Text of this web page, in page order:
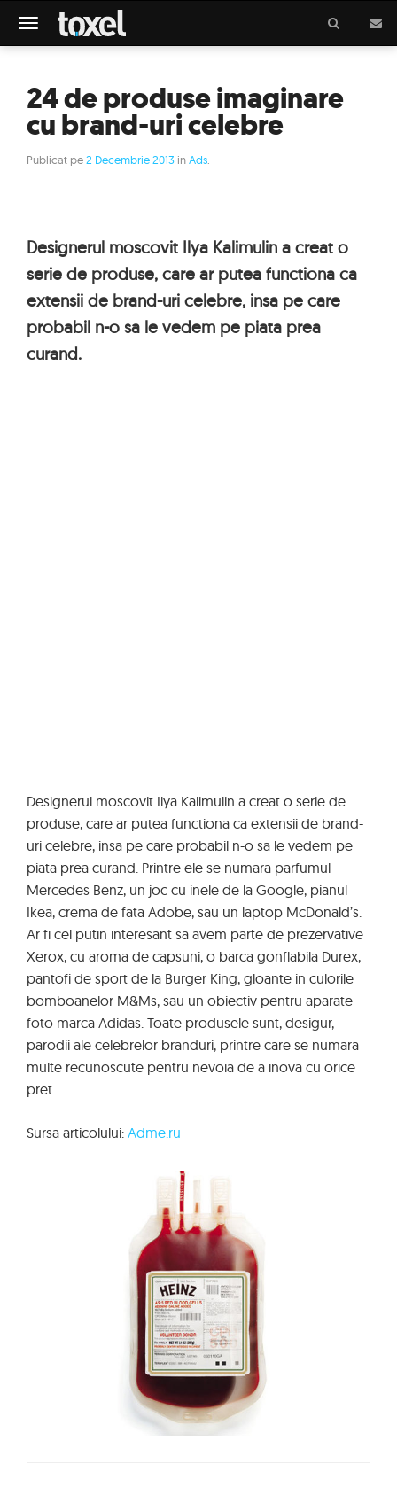
Meniu
24 de produse imaginare
cu brand-uri celebre
Publicat pe2 Decembrie 2013 inAds
Designerul moscovit Ilya Kalimulin a creat o
serie de produse, care ar putea functiona ca
extensii de brand-uri celebre, insa pe care
probabil n-o sa le vedem pe piata prea
curand.
Designerul moscovit Ilya Kalimulin a creat o serie de
produse, care ar putea functiona ca extensii de brand-
uri celebre, insa pe care probabil n-o sa le vedem pe
piata prea curand. Printre ele se numara parfumul
Mercedes Benz, un joc cu inele de la Google, pianul
Ikea, crema de fata Adobe, sau un laptop McDonald’s.
Ar fi cel putin interesant sa avem parte de prezervative
Xerox, cu aroma de capsuni, o barca gonflabila Durex,
pantofi de sport de la Burger King, gloante in culorile
bomboanelor M&Ms, sau un obiectiv pentru aparate
foto marca Adidas. Toate produsele sunt, desigur,
parodii ale celebrelor branduri, printre care se numara
multe recunoscute pentru nevoia de a inova cu orice
pret.
Sursa articolului: Adme.ru